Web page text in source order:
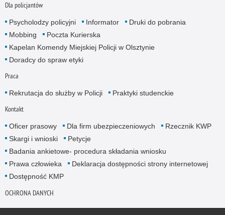
Dla policjantów
Psycholodzy policyjni Informator
Druki do pobrania
Mobbing
Poczta Kurierska
Kapelan Komendy Miejskiej Policji w Olsztynie
Doradcy do spraw etyki
Praca
Rekrutacja do służby w Policji Praktyki studenckie
Kontakt
Oficer prasowy Dla firm ubezpieczeniowych
Rzecznik KWP
Skargi i wnioski
Petycje
Badania ankietowe- procedura składania wniosku
Prawa człowieka
Deklaracja dostępności strony internetowej
Dostępność KMP
OCHRONA DANYCH